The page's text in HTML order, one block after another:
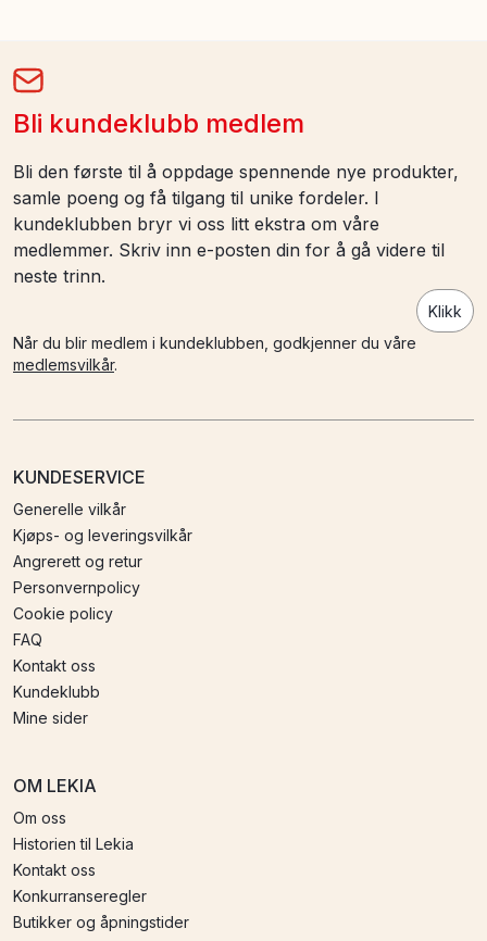
Bli kundeklubb medlem
Bli den første til å oppdage spennende nye produkter,
samle poeng og få tilgang til unike fordeler. I
kundeklubben bryr vi oss litt ekstra om våre
medlemmer. Skriv inn e-posten din for å gå videre til
neste trinn.
Klikk
Når du blir medlem i kundeklubben, godkjenner du våre
medlemsvilkår.
KUNDESERVICE
Generelle vilkår
Kjøps- og leveringsvilkår
Angrerett og retur
Personvernpolicy
Cookie policy
FAQ
Kontakt oss
Kundeklubb
Mine sider
OM LEKIA
Om oss
Historien til Lekia
Kontakt oss
Konkurranseregler
Butikker og åpningstider